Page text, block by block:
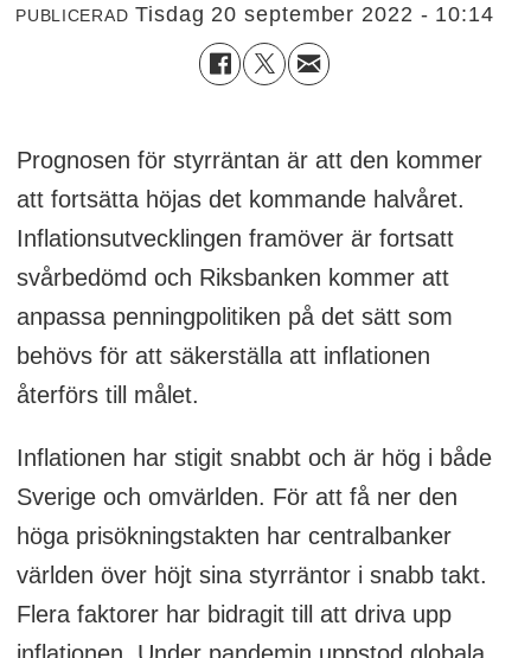
PUBLICERAD tisdag 20 september 2022 - 10:14
Prognosen för styrräntan är att den kommer
att fortsätta höjas det kommande halvåret.
Inflationsutvecklingen framöver är fortsatt
svårbedömd och Riksbanken kommer att
anpassa penningpolitiken på det sätt som
behövs för att säkerställa att inflationen
återförs till målet.
Inflationen har stigit snabbt och är hög i både
Sverige och omvärlden. För att få ner den
höga prisökningstakten har centralbanker
världen över höjt sina styrräntor i snabb takt.
Flera faktorer har bidragit till att driva upp